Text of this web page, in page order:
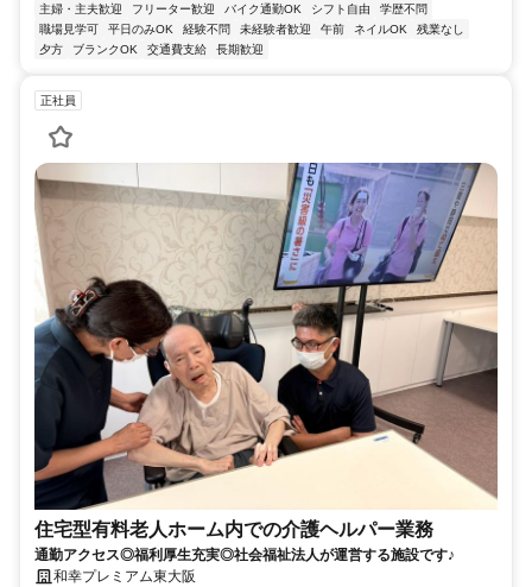
主婦・主夫歓迎
フリーター歓迎 バイク通勤OK シフト自由
学歴不問
職場見学可
平日のみOK 経験不問 未経験者歓迎 午前 ネイルOK
残業なし
夕方
ブランクOK 交通費支給 長期歓迎
正社員
住宅型有料老人ホーム内での介護ヘルパー業務
通勤アクセス◎福利厚生充実◎社会福祉法人が運営する施設です♪
和幸プレミアム東大阪